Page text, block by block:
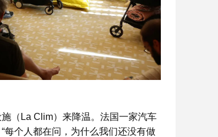
（La Clim）来降温。法国一家汽车
每个人都在问，为什么我们还没有做